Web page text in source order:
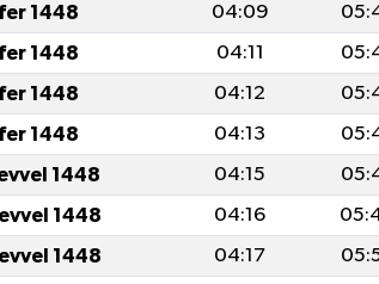
1448 04:09
1448 04:11
1448 04:12
1448 04:13
1448 04:15
1448 04:16
1448 04:17